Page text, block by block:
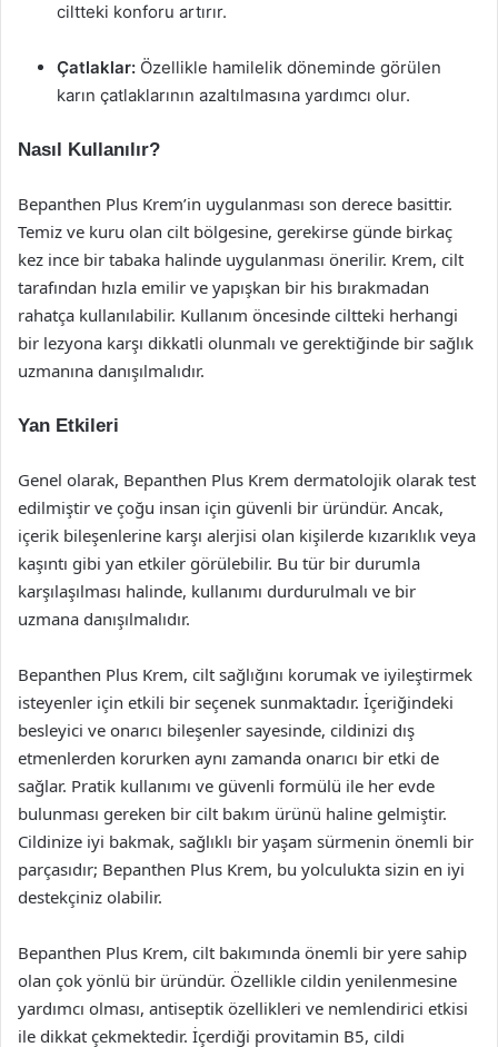
ciltteki konforu artırır.
Çatlaklar: Özellikle hamilelik döneminde görülen
karın çatlaklarının azaltılmasına yardımcı olur.
Nasıl Kullanılır?
Bepanthen Plus Krem’in uygulanması son derece basittir.
Temiz ve kuru olan cilt bölgesine, gerekirse günde birkaç
kez ince bir tabaka halinde uygulanması önerilir. Krem, cilt
tarafından hızla emilir ve yapışkan bir his bırakmadan
rahatça kullanılabilir. Kullanım öncesinde ciltteki herhangi
bir lezyona karşı dikkatli olunmalı ve gerektiğinde bir sağlık
uzmanına danışılmalıdır.
Yan Etkileri
Genel olarak, Bepanthen Plus Krem dermatolojik olarak test
edilmiştir ve çoğu insan için güvenli bir üründür. Ancak,
içerik bileşenlerine karşı alerjisi olan kişilerde kızarıklık veya
kaşıntı gibi yan etkiler görülebilir. Bu tür bir durumla
karşılaşılması halinde, kullanımı durdurulmalı ve bir
uzmana danışılmalıdır.
Bepanthen Plus Krem, cilt sağlığını korumak ve iyileştirmek
isteyenler için etkili bir seçenek sunmaktadır. İçeriğindeki
besleyici ve onarıcı bileşenler sayesinde, cildinizi dış
etmenlerden korurken aynı zamanda onarıcı bir etki de
sağlar. Pratik kullanımı ve güvenli formülü ile her evde
bulunması gereken bir cilt bakım ürünü haline gelmiştir.
Cildinize iyi bakmak, sağlıklı bir yaşam sürmenin önemli bir
parçasıdır; Bepanthen Plus Krem, bu yolculukta sizin en iyi
destekçiniz olabilir.
Bepanthen Plus Krem, cilt bakımında önemli bir yere sahip
olan çok yönlü bir üründür. Özellikle cildin yenilenmesine
yardımcı olması, antiseptik özellikleri ve nemlendirici etkisi
ile dikkat çekmektedir. İçerdiği provitamin B5, cildi